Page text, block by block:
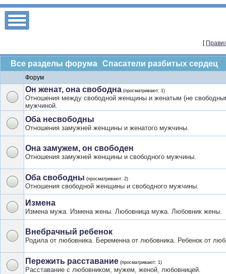
[
Подфорумы: Спасатели разбитых сердец
Форум
Он женат, она свободна (просматривают: 1)
Отношения между свободной женщины и женатым (не
мужчиной.
Оба несвободны
Отношения замужней женщины и женатого мужчины.
Она замужем, он свободен
Отношения замужней женщины и свободного мужчины.
Оба свободны (просматривают: 2)
Отношения свободной женщины и свободного мужчины.
Измена
Измена мужа. Измена жены. Любовница мужа. Любовник жены.
Внебрачный ребенок
Родила от любовника. Беременна от любовника. Ребенок от
Пережить расставание (просматривают: 1)
Расставание с любовником, мужем, женой, любовницей.